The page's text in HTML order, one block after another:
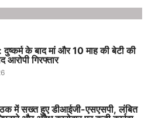
दुष्कर्म के बाद मां और 10 माह की बेटी की
आरोपी गिरफ्तार
में सख्त हुए डीआईजी-एसएसपी, लंबित